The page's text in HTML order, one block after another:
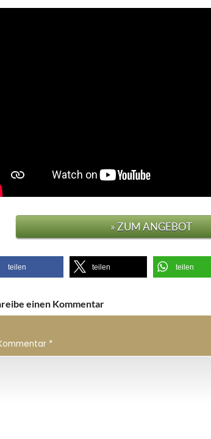
» ZUM ANGEBOT
teilen teilen teilen
einen Kommentar
*